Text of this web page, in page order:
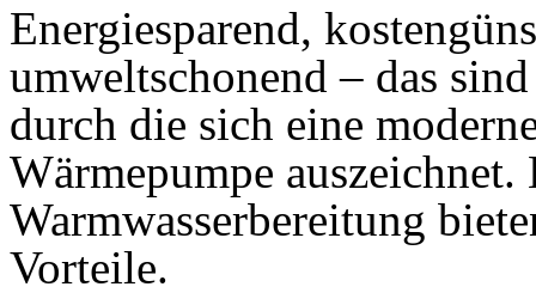
Energiesparend,
umweltschonend – das
durch die sich eine
Wärmepumpe
Warmwasserbereitung
Vorteile.